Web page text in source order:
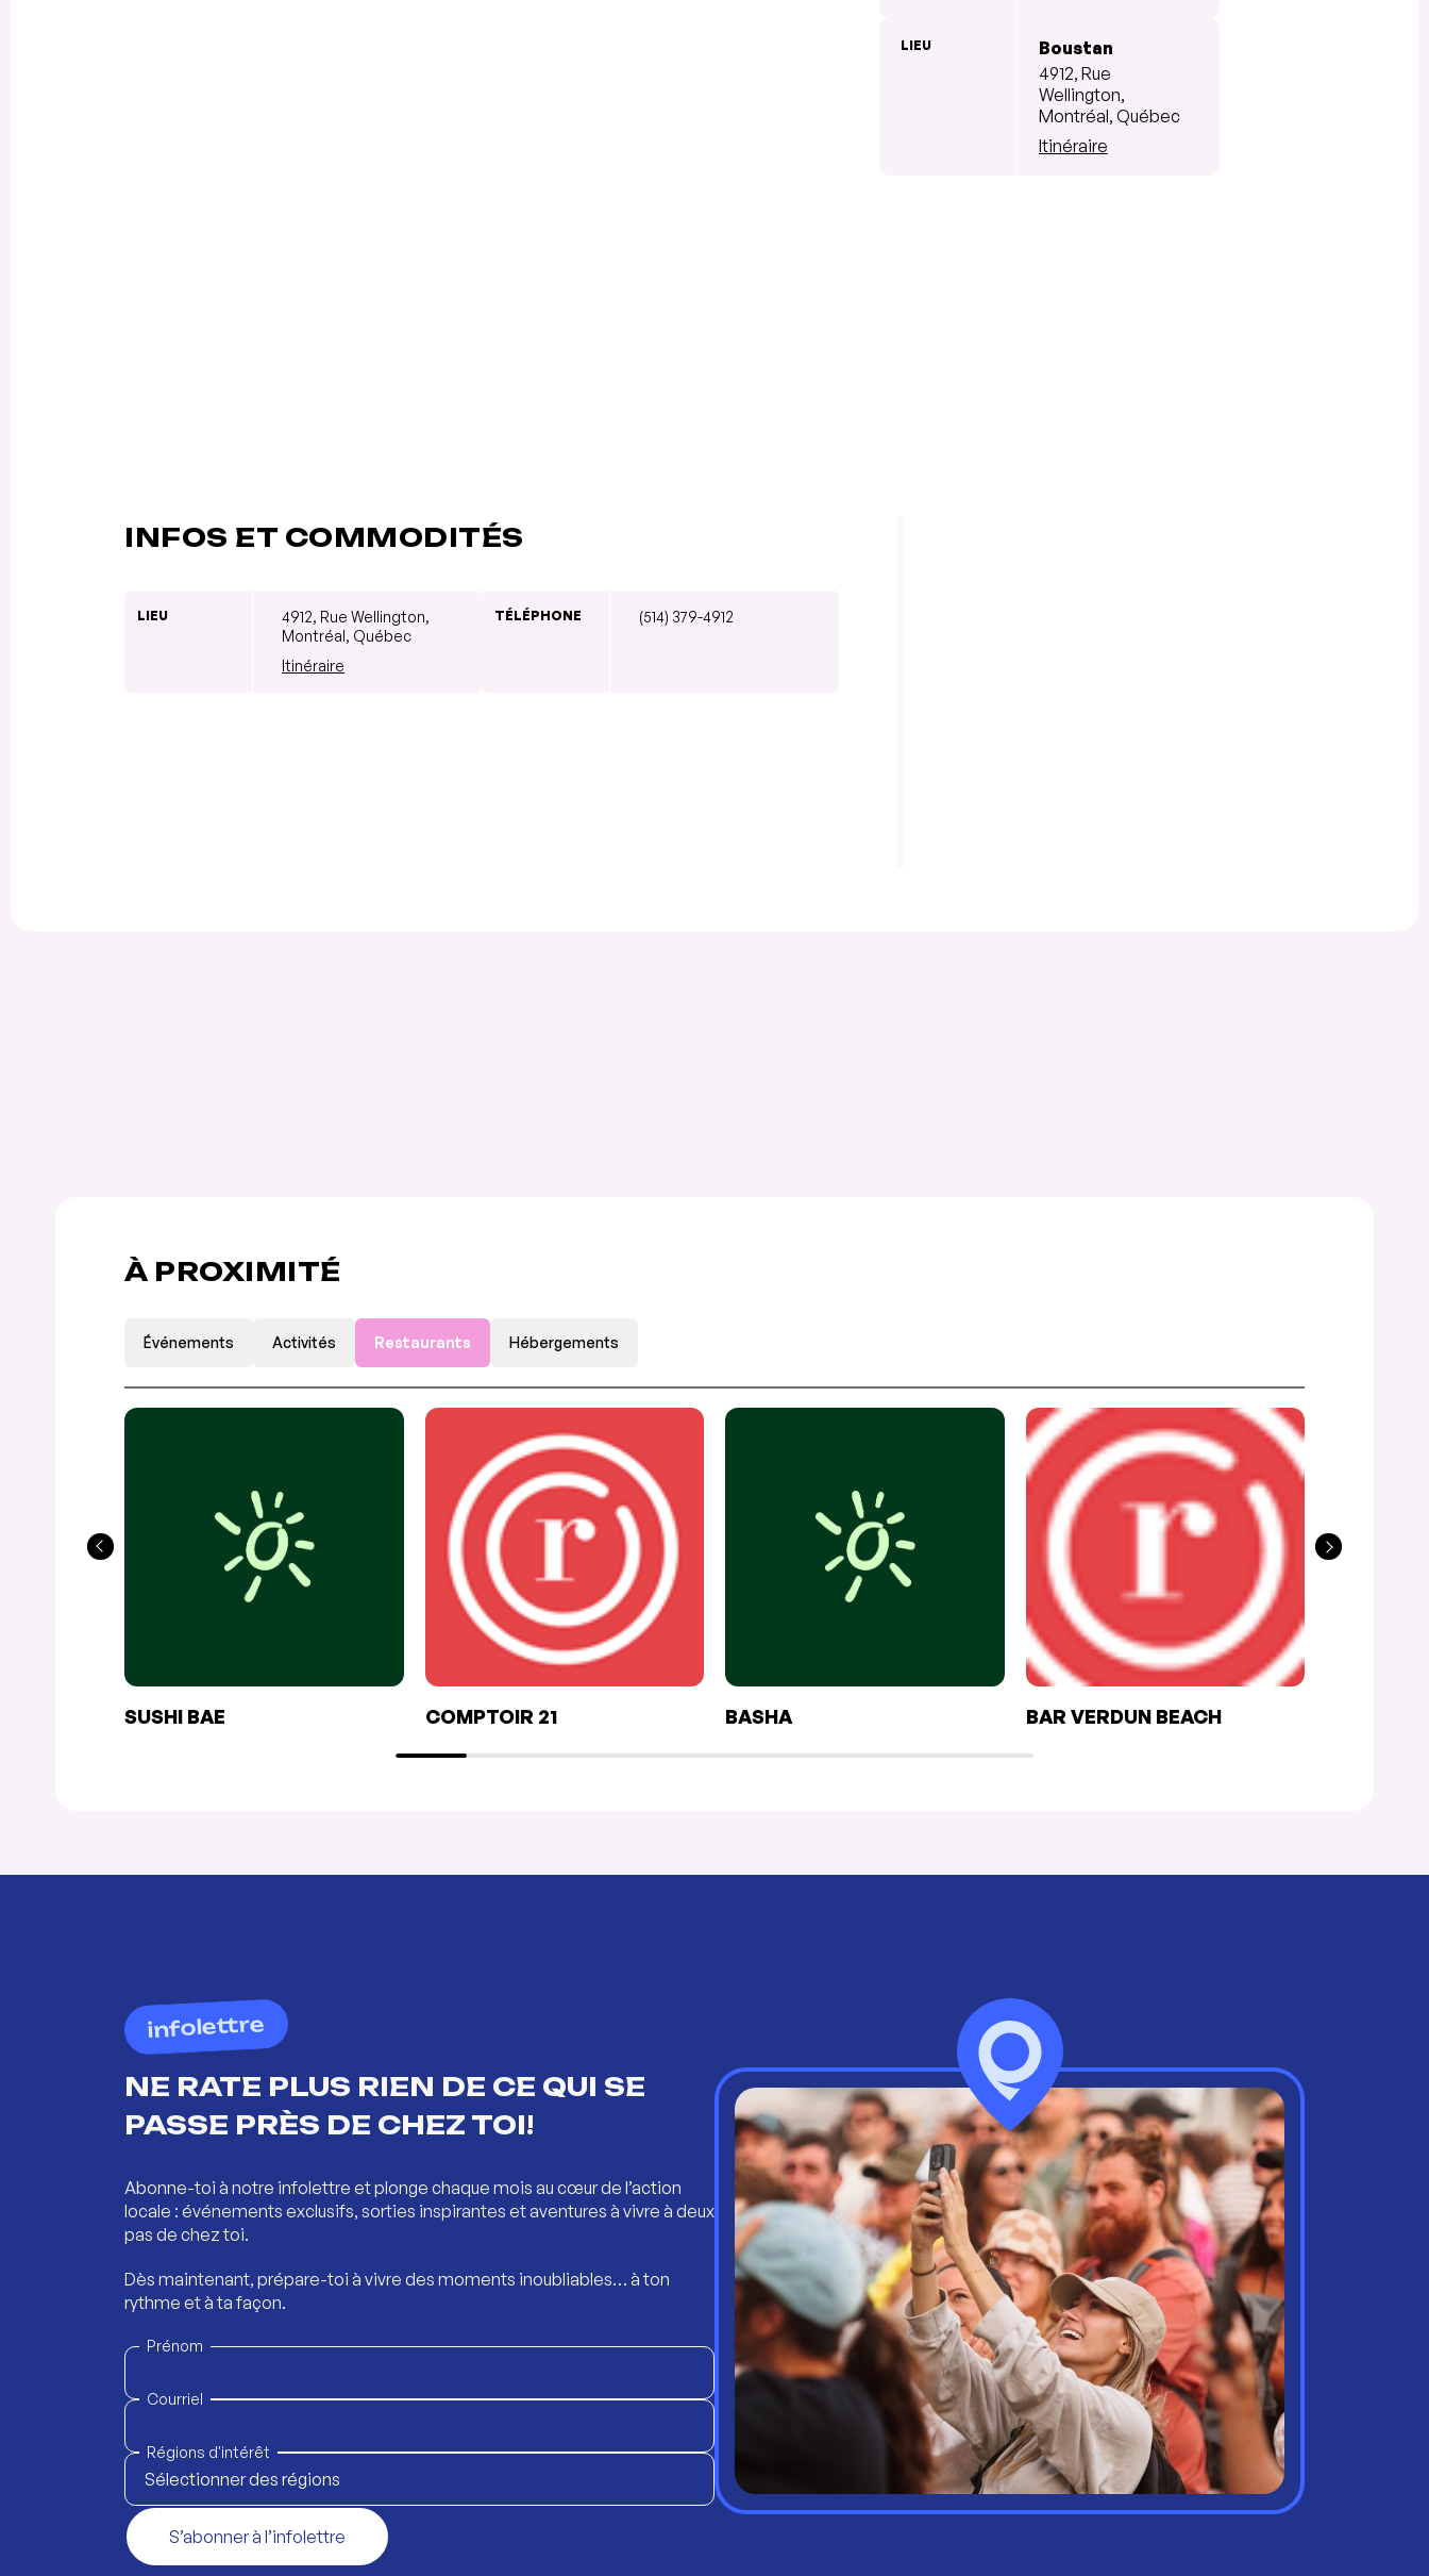
LIEU
Boustan
4912, Rue
Wellington,
Montréal, Québec
Itinéraire
INFOS ET COMMODITÉS
LIEU
4912, Rue Wellington,
Montréal, Québec
Itinéraire
TÉLÉPHONE (514) 379-4912
À PROXIMITÉ
Événements Activités Restaurants Hébergements
SUSHI BAE COMPTOIR 21 BASHA BAR VERDUN BEACH
infolettre
NE RATE PLUS RIEN DE CE QUI SE
PASSE PRÈS DE CHEZ TOI!
Abonne-toi à notre infolettre et plonge chaque mois au cœur de l’action
locale : événements exclusifs, sorties inspirantes et aventures à vivre à deux
pas de chez toi.
Dès maintenant, prépare-toi à vivre des moments inoubliables… à ton
rythme et à ta façon.
Prénom
Courriel
Régions d'intérêt
Sélectionner des régions
S’abonner à l’infolettre